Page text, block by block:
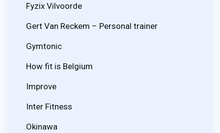
Fyzix Vilvoorde
Gert Van Reckem – Personal trainer
Gymtonic
How fit is Belgium
Improve
Inter Fitness
Okinawa